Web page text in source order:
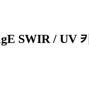
SWIR / UV